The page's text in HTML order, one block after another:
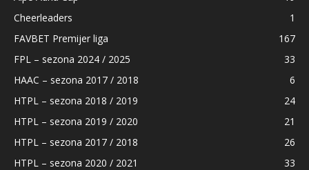
Cheerleaders
1
FAVBET Premijer liga
167
FPL – sezona 2024 / 2025
33
HAAC – sezona 2017 / 2018
6
HTPL – sezona 2018 / 2019
24
HTPL – sezona 2019 / 2020
21
HTPL – sezona 2017 / 2018
26
HTPL – sezona 2020 / 2021
33